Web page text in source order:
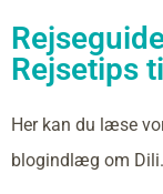
Rejsetips
Her kan du læse
blogindlæg om Dili.